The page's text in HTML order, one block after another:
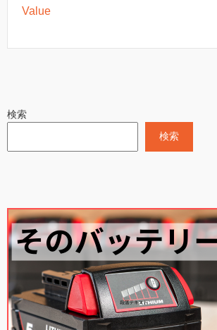
Value
検索
検索